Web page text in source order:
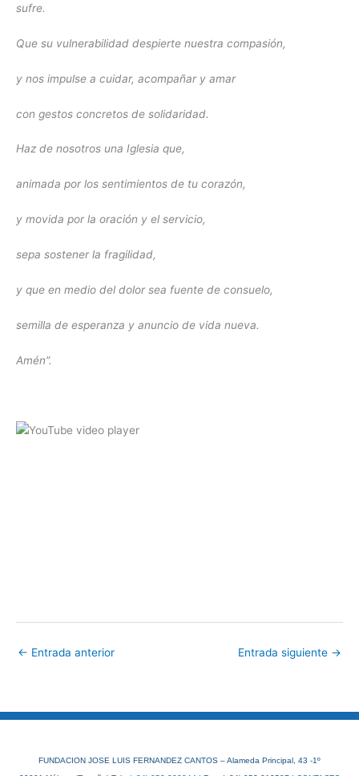
sufre.
Que su vulnerabilidad despierte nuestra compasión,
y nos impulse a cuidar, acompañar y amar
con gestos concretos de solidaridad.
Haz de nosotros una Iglesia que,
animada por los sentimientos de tu corazón,
y movida por la oración y el servicio,
sepa sostener la fragilidad,
y que en medio del dolor sea fuente de consuelo,
semilla de esperanza y anuncio de vida nueva.
Amén”.
← Entrada anterior Entrada siguiente →
FUNDACION JOSE LUIS FERNANDEZ CANTOS – Alameda Principal, 43 -1º